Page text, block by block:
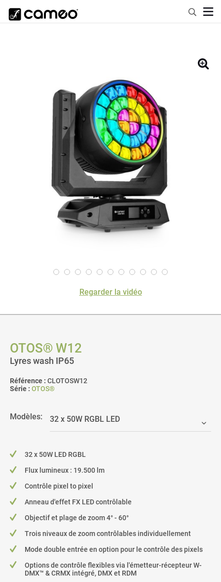
Regarder la vidéo
OTOS® W12
Lyres wash IP65
Référence : CLOTOSW12
Série : OTOS®
Modèles:
32 x 50W LED RGBL
Flux lumineux : 19.500 lm
Contrôle pixel to pixel
Anneau d'effet FX LED contrôlable
Objectif et plage de zoom 4° - 60°
Trois niveaux de zoom contrôlables individuellement
Mode double entrée en option pour le contrôle des pixels
Options de contrôle flexibles via l'émetteur-récepteur W-
DMX™ & CRMX intégré, DMX et RDM